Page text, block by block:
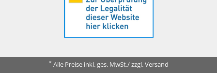
* Alle Preise inkl. ges. MwSt./ zzgl. Versand